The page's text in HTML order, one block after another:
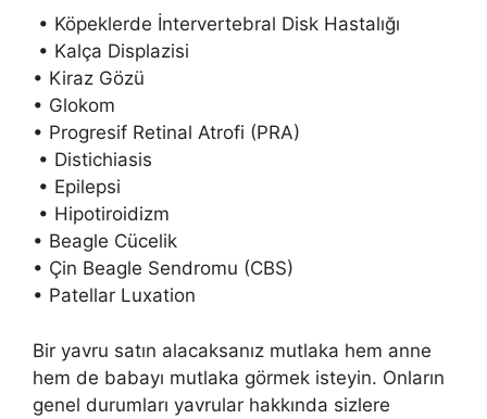
• Köpeklerde İntervertebral Disk Hastalığı
• Kalça Displazisi
• Kiraz Gözü
• Glokom
• Progresif Retinal Atrofi (PRA)
• Distichiasis
• Epilepsi
• Hipotiroidizm
• Beagle Cücelik
• Çin Beagle Sendromu (CBS)
• Patellar Luxation
Bir yavru satın alacaksanız mutlaka hem anne
hem de babayı mutlaka görmek isteyin. Onların
genel durumları yavrular hakkında sizlere